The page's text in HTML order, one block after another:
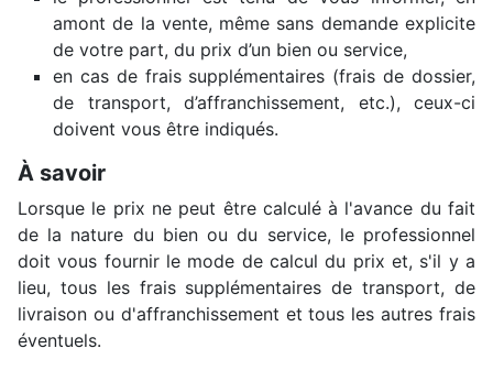
amont de la vente, même sans demande explicite
de votre part, du prix d’un bien ou service,
en cas de frais supplémentaires (frais de dossier,
de transport, d’affranchissement, etc.), ceux-ci
doivent vous être indiqués.
À savoir
Lorsque le prix ne peut être calculé à l'avance du fait
de la nature du bien ou du service, le professionnel
doit vous fournir le mode de calcul du prix et, s'il y a
lieu, tous les frais supplémentaires de transport, de
livraison ou d'affranchissement et tous les autres frais
éventuels.